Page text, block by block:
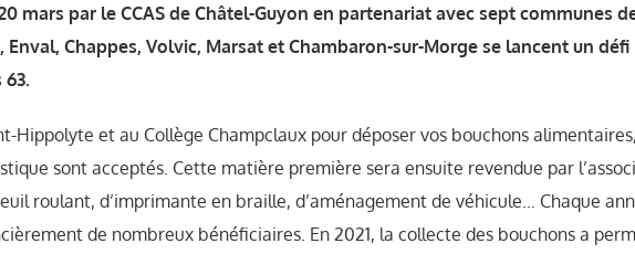
mars par le CCAS de Châtel-Guyon en partenariat avec sept communes
Chappes, Volvic, Marsat et Chambaron-sur-Morge se lancent un
Hippolyte et au Collège Champclaux pour déposer vos bouchons
sont acceptés. Cette matière première sera ensuite revendue par
roulant, d’imprimante en braille, d’aménagement de véhicule… Chaque
de nombreux bénéficiaires. En 2021, la collecte des bouchons a